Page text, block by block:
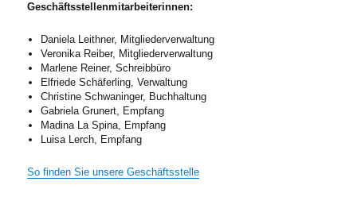
Geschäftsstellenmitarbeiterinnen:
Daniela Leithner, Mitgliederverwaltung
Veronika Reiber, Mitgliederverwaltung
Marlene Reiner, Schreibbüro
Elfriede Schäferling, Verwaltung
Christine Schwaninger, Buchhaltung
Gabriela Grunert, Empfang
Madina La Spina, Empfang
Luisa Lerch, Empfang
So finden Sie unsere Geschäftsstelle